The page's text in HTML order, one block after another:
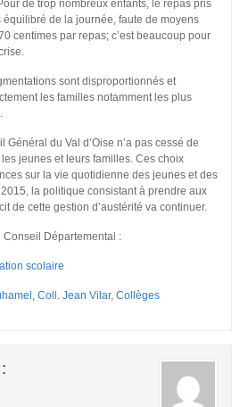
de trop nombreux enfants, le repas pris
de la journée, faute de moyens
centimes par repas; c’est beaucoup pour
sont disproportionnés et
les familles notamment les plus
Général du Val d’Oise n’a pas cessé de
jeunes et leurs familles. Ces choix
sur la vie quotidienne des jeunes et des
la politique consistant à prendre aux
de cette gestion d’austérité va continuer.
Départemental :
scolaire
, Coll. Jean Vilar, Collèges